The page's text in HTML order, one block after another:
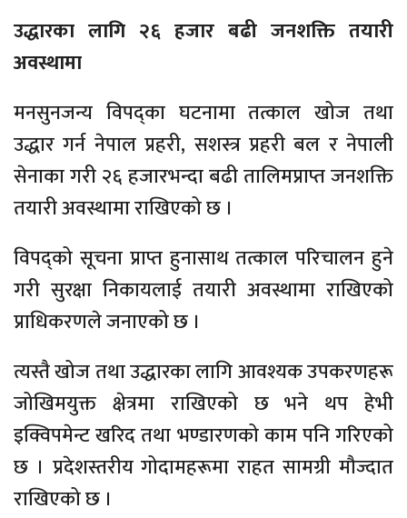
उद्धारका लागि २६ हजार बढी जनशक्ति तयारी
अवस्थामा
मनसुनजन्य विपद्का घटनामा तत्काल खोज तथा
उद्धार गर्न नेपाल प्रहरी, सशस्त्र प्रहरी बल र नेपाली
सेनाका गरी २६ हजारभन्दा बढी तालिमप्राप्त जनशक्ति
तयारी अवस्थामा राखिएको छ ।
विपद्को सूचना प्राप्त हुनासाथ तत्काल परिचालन हुने
गरी सुरक्षा निकायलाई तयारी अवस्थामा राखिएको
प्राधिकरणले जनाएको छ ।
त्यस्तै खोज तथा उद्धारका लागि आवश्यक उपकरणहरू
जोखिमयुक्त क्षेत्रमा राखिएको छ भने थप हेभी
इक्विपमेन्ट खरिद तथा भण्डारणको काम पनि गरिएको
छ । प्रदेशस्तरीय गोदामहरूमा राहत सामग्री मौज्दात
राखिएको छ ।